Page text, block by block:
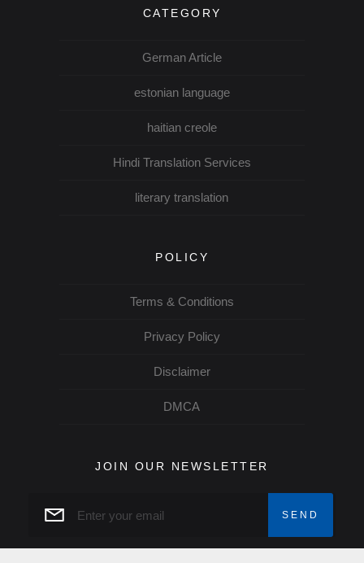
CATEGORY
German Article
estonian language
haitian creole
Hindi Translation Services
literary translation
POLICY
Terms & Conditions
Privacy Policy
Disclaimer
DMCA
JOIN OUR NEWSLETTER